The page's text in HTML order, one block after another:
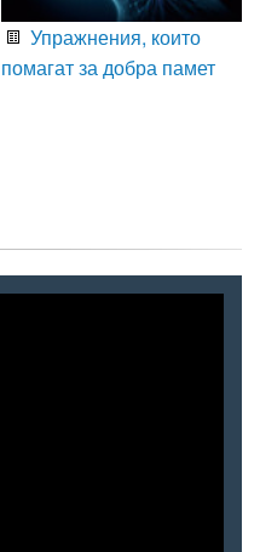
Упражнения, които
помагат за добра памет